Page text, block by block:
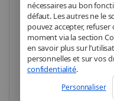
nécessaires au bon
défaut. Les autres ne le
pouvez accepter,
moment via la section
en savoir plus sur
personnelles et sur vos
confidentialité.
Personnaliser
WINDFORCE
un
performances,
fiabilité.
GeForce
mémoire GDDR6